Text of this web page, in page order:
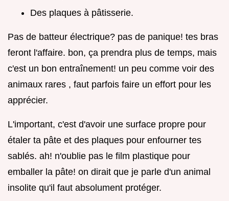
Des plaques à pâtisserie.
Pas de batteur électrique? pas de panique! tes bras
feront l'affaire. bon, ça prendra plus de temps, mais
c'est un bon entraînement! un peu comme voir des
animaux rares , faut parfois faire un effort pour les
apprécier.
L'important, c'est d'avoir une surface propre pour
étaler ta pâte et des plaques pour enfourner tes
sablés. ah! n'oublie pas le film plastique pour
emballer la pâte! on dirait que je parle d'un animal
insolite qu'il faut absolument protéger.